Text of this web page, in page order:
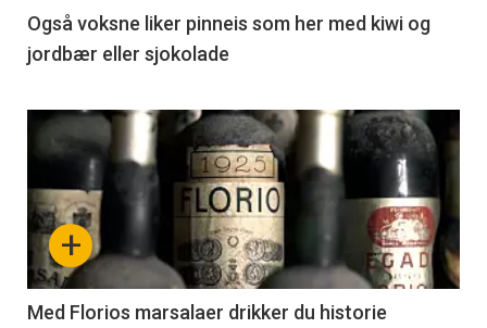
Left
Også voksne liker pinneis som her med kiwi og
jordbær eller sjokolade
Articler
section
34
Right
+
Med Florios marsalaer drikker du historie